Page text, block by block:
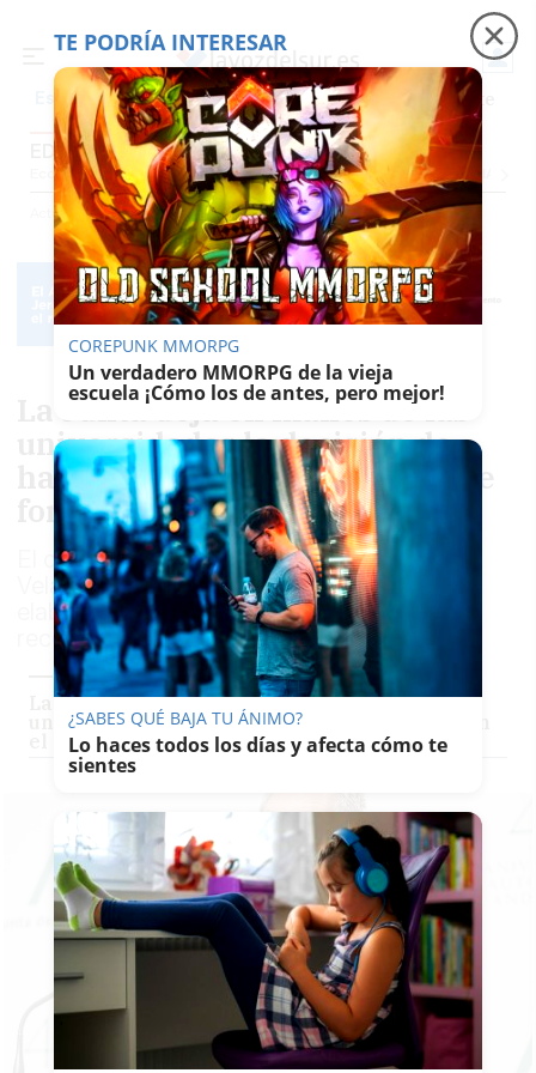
Es noticia Precio luz Padre Coraje Fábrica de botellas
EDUCACIÓN
EconomíaSociedadInternacionalPolíticaEcologíaEducación Salud
Actualidad Educación
La Junta deja en manos de las
universidades la decisión de
hacer los exámenes online o de
forma presencial
El consejero de Universidades, Rogelio
Velasco, asegura que trabaja en la
elaboración de una norma con
recomendaciones sanitarias
La Junta suspende la presencialidad en varias
universidades pero mantiene los exámenes en
el aula
TE PODRÍA INTERESAR
COREPUNK MMORPG
Un verdadero MMORPG de la vieja
escuela ¡Cómo los de antes, pero mejor!
¿SABES QUÉ BAJA TU ÁNIMO?
Lo haces todos los días y afecta cómo te
sientes